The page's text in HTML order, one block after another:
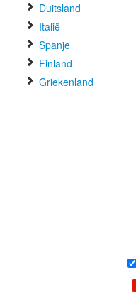
Duitsland
Italië
Spanje
Finland
Griekenland